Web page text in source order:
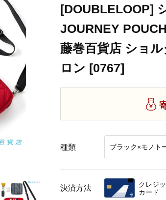
[DOUBLELOOP]
JOURNEY
藤巻百貨店 ショ
ロン [0767]
種類
決済方法
クレジ
カード